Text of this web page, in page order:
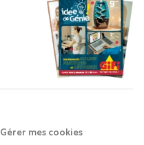
Gérer mes cookies